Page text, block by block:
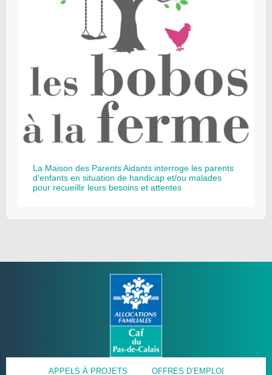
La Maison des Parents Aidants interroge les parents
d’enfants en situation de handicap et/ou malades
pour recueillir leurs besoins et attentes
APPELS À PROJETS OFFRES D’EMPLOI